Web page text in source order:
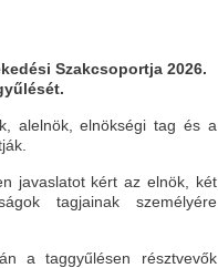
Szakcsoportja 2026.
alelnök, elnökségi tag és a
javaslatot kért az elnök, két
tagjainak személyére
a taggyűlésen résztvevők